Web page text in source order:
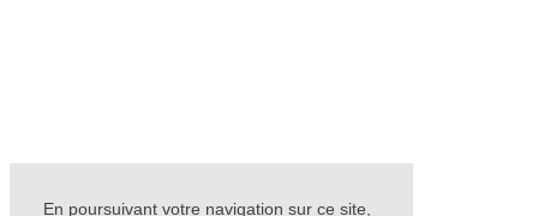
En poursuivant votre navigation sur ce site,